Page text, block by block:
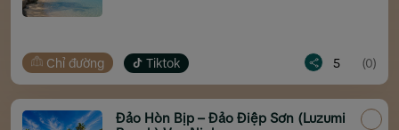
Chỉ đường Tiktok 5 (0)
Đảo Hòn Bịp – Đảo Điệp Sơn (Luzumi